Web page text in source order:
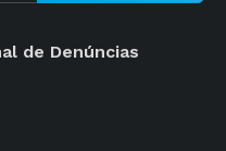
de Denúncias